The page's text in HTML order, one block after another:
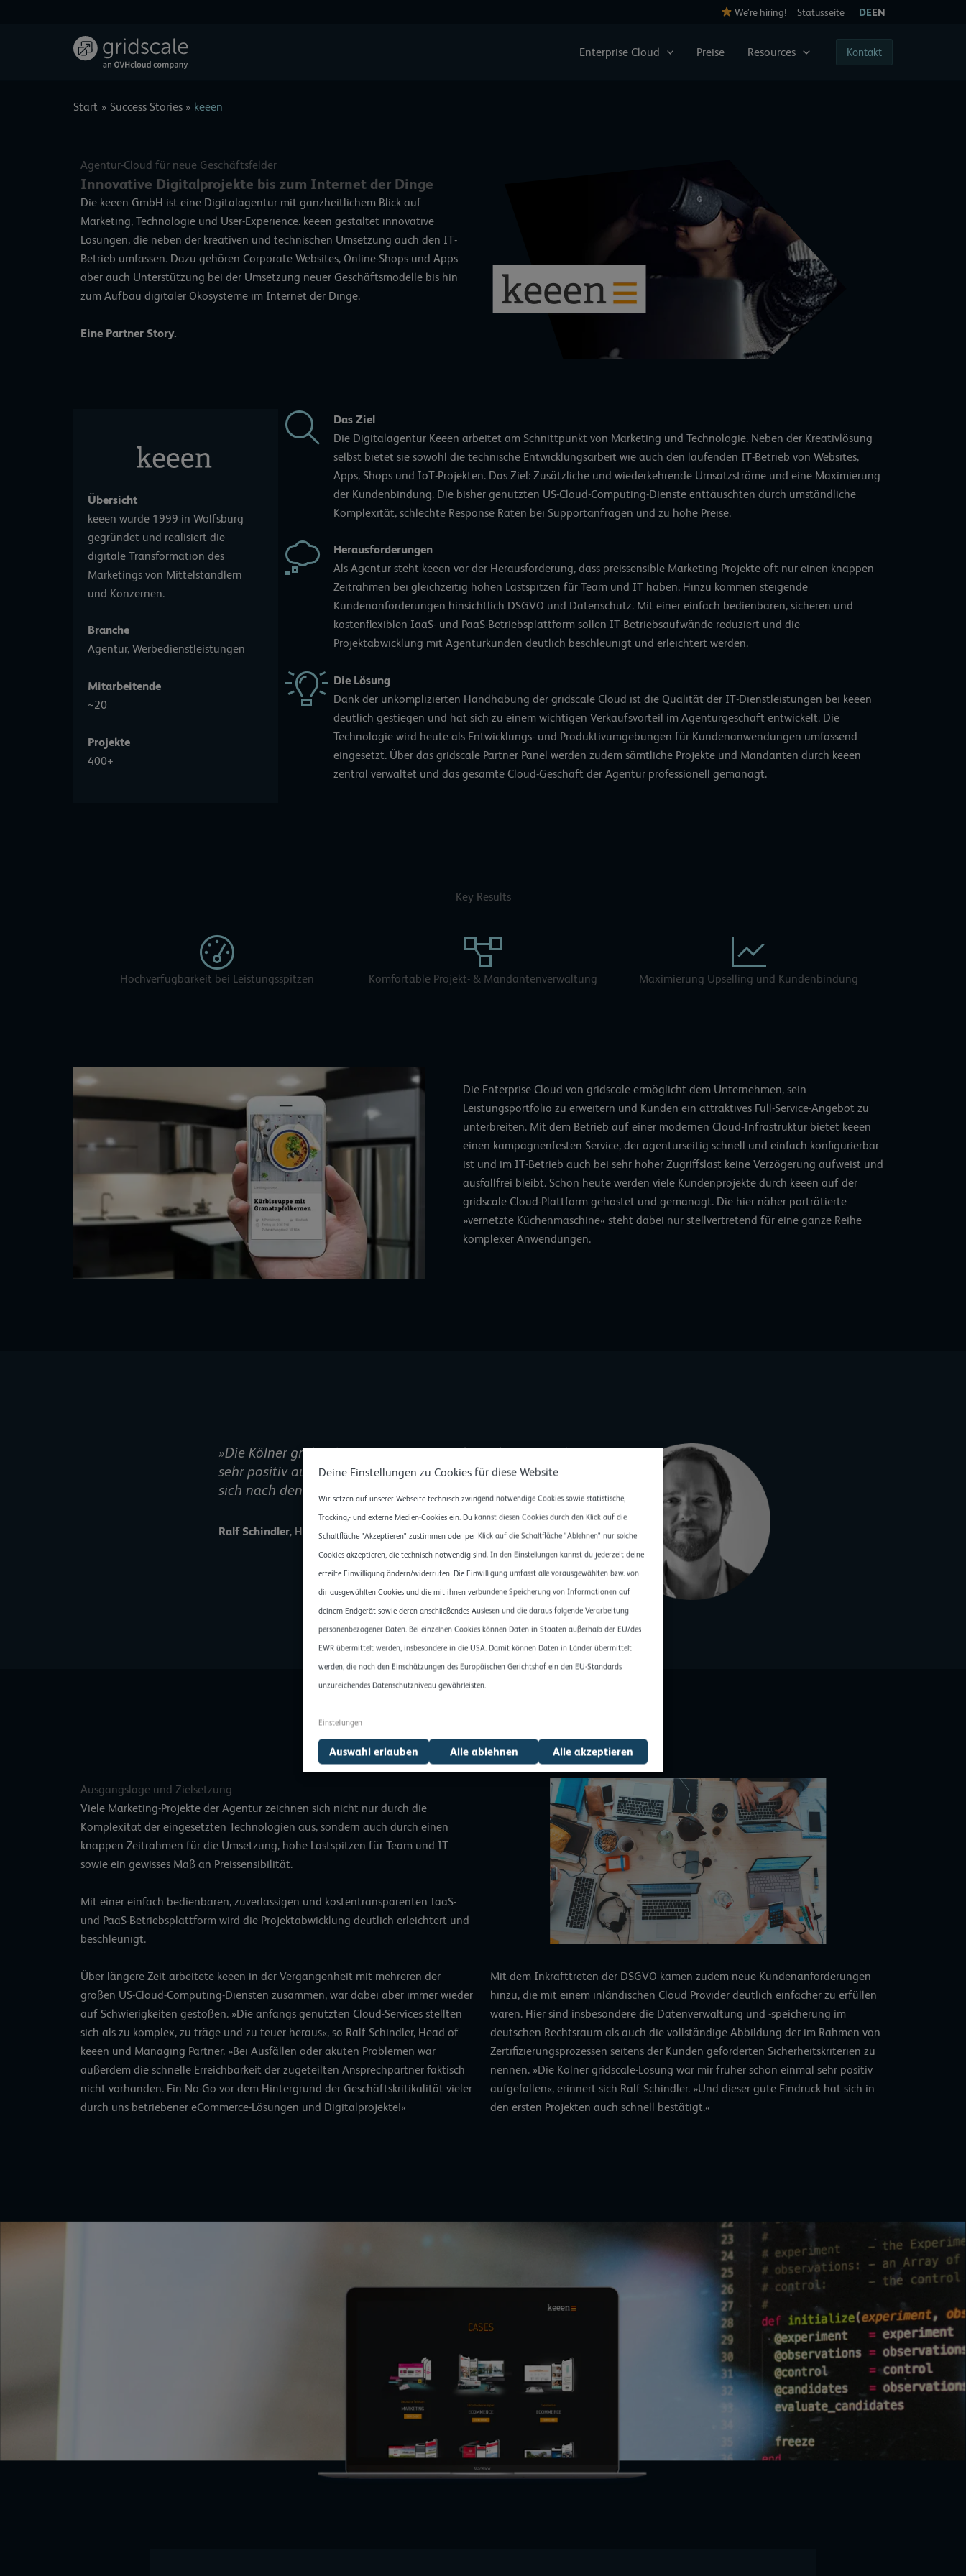
We’re hiring! Statusseite DEEN
Enterprise Cloud Preise Resources Kontakt
Start Success Stories keeen
Agentur-Cloud für neue Geschäftsfelder
Innovative Digitalprojekte bis zum Internet der Dinge
Die keeen GmbH ist eine Digitalagentur mit ganzheitlichem Blick auf
Marketing, Technologie und User-Experience. keeen gestaltet innovative
Lösungen, die neben der kreativen und technischen Umsetzung auch den IT-
Betrieb umfassen. Dazu gehören Corporate Websites, Online-Shops und Apps
aber auch Unterstützung bei der Umsetzung neuer Geschäftsmodelle bis hin
zum Aufbau digitaler Ökosysteme im Internet der Dinge.
Eine Partner Story.
Übersicht
keeen wurde 1999 in Wolfsburg
gegründet und realisiert die
digitale Transformation des
Marketings von Mittelständlern
und Konzernen.
Branche
Agentur, Werbedienstleistungen
Mitarbeitende
~20
Projekte
400+
Das Ziel
Die Digitalagentur Keeen arbeitet am Schnittpunkt von Marketing und Technologie. Neben der Kreativlösung
selbst bietet sie sowohl die technische Entwicklungsarbeit wie auch den laufenden IT-Betrieb von Websites,
Apps, Shops und IoT-Projekten. Das Ziel: Zusätzliche und wiederkehrende Umsatzströme und eine Maximierung
der Kundenbindung. Die bisher genutzten US-Cloud-Computing-Dienste enttäuschten durch umständliche
Komplexität, schlechte Response Raten bei Supportanfragen und zu hohe Preise.
Herausforderungen
Als Agentur steht keeen vor der Herausforderung, dass preissensible Marketing-Projekte oft nur einen knappen
Zeitrahmen bei gleichzeitig hohen Lastspitzen für Team und IT haben. Hinzu kommen steigende
Kundenanforderungen hinsichtlich DSGVO und Datenschutz. Mit einer einfach bedienbaren, sicheren und
kostenflexiblen IaaS- und PaaS-Betriebsplattform sollen IT-Betriebsaufwände reduziert und die
Projektabwicklung mit Agenturkunden deutlich beschleunigt und erleichtert werden.
Die Lösung
Dank der unkomplizierten Handhabung der gridscale Cloud ist die Qualität der IT-Dienstleistungen bei keeen
deutlich gestiegen und hat sich zu einem wichtigen Verkaufsvorteil im Agenturgeschäft entwickelt. Die
Technologie wird heute als Entwicklungs- und Produktivumgebungen für Kundenanwendungen umfassend
eingesetzt. Über das gridscale Partner Panel werden zudem sämtliche Projekte und Mandanten durch keeen
zentral verwaltet und das gesamte Cloud-Geschäft der Agentur professionell gemanagt.
Key Results
Hochverfügbarkeit bei Leistungsspitzen Komfortable Projekt- & Mandantenverwaltung Maximierung Upselling und Kundenbindung
Die Enterprise Cloud von gridscale ermöglicht dem Unternehmen, sein
Leistungsportfolio zu erweitern und Kunden ein attraktives Full-Service-Angebot zu
unterbreiten. Mit dem Betrieb auf einer modernen Cloud-Infrastruktur bietet keeen
einen kampagnenfesten Service, der agenturseitig schnell und einfach konfigurierbar
ist und im IT-Betrieb auch bei sehr hoher Zugriffslast keine Verzögerung aufweist und
ausfallfrei bleibt. Schon heute werden viele Kundenprojekte durch keeen auf der
gridscale Cloud-Plattform gehostet und gemanagt. Die hier näher porträtierte
»vernetzte Küchenmaschine« steht dabei nur stellvertretend für eine ganze Reihe
komplexer Anwendungen.
»Die Kölner gridscale-Lösung war mir früher schon einmal
sehr positiv aufgefallen. Und dieser gute Eindruck hat
sich nach den ersten Projekten auch schnell bestätigt.«
Ralf Schindler, Head of keeen und Managing Partner
Ausgangslage und Zielsetzung
Viele Marketing-Projekte der Agentur zeichnen sich nicht nur durch die
Komplexität der eingesetzten Technologien aus, sondern auch durch einen
knappen Zeitrahmen für die Umsetzung, hohe Lastspitzen für Team und IT
sowie ein gewisses Maß an Preissensibilität.
Mit einer einfach bedienbaren, zuverlässigen und kostentransparenten IaaS-
und PaaS-Betriebsplattform wird die Projektabwicklung deutlich erleichtert und
beschleunigt.
Über längere Zeit arbeitete keeen in der Vergangenheit mit mehreren der
großen US-Cloud-Computing-Diensten zusammen, war dabei aber immer wieder
auf Schwierigkeiten gestoßen. »Die anfangs genutzten Cloud-Services stellten
sich als zu komplex, zu träge und zu teuer heraus«, so Ralf Schindler, Head of
keeen und Managing Partner. »Bei Ausfällen oder akuten Problemen war
außerdem die schnelle Erreichbarkeit der zugeteilten Ansprechpartner faktisch
nicht vorhanden. Ein No-Go vor dem Hintergrund der Geschäftskritikalität vieler
durch uns betriebener eCommerce-Lösungen und Digitalprojekte!«
Mit dem Inkrafttreten der DSGVO kamen zudem neue Kundenanforderungen
hinzu, die mit einem inländischen Cloud Provider deutlich einfacher zu erfüllen
waren. Hier sind insbesondere die Datenverwaltung und -speicherung im
deutschen Rechtsraum als auch die vollständige Abbildung der im Rahmen von
Zertifizierungsprozessen seitens der Kunden geforderten Sicherheitskriterien zu
nennen. »Die Kölner gridscale-Lösung war mir früher schon einmal sehr positiv
aufgefallen«, erinnert sich Ralf Schindler. »Und dieser gute Eindruck hat sich in
den ersten Projekten auch schnell bestätigt.«
Deine Einstellungen zu Cookies für diese Website
Wir setzen auf unserer Webseite technisch zwingend notwendige Cookies sowie statistische,
Tracking,- und externe Medien-Cookies ein. Du kannst diesen Cookies durch den Klick auf die
Schaltfläche "Akzeptieren" zustimmen oder per Klick auf die Schaltfläche "Ablehnen" nur solche
Cookies akzeptieren, die technisch notwendig sind. In den Einstellungen kannst du jederzeit deine
erteilte Einwilligung ändern/widerrufen. Die Einwilligung umfasst alle vorausgewählten bzw. von
dir ausgewählten Cookies und die mit ihnen verbundene Speicherung von Informationen auf
deinem Endgerät sowie deren anschließendes Auslesen und die daraus folgende Verarbeitung
personenbezogener Daten. Bei einzelnen Cookies können Daten in Staaten außerhalb der EU/des
EWR übermittelt werden, insbesondere in die USA. Damit können Daten in Länder übermittelt
werden, die nach den Einschätzungen des Europäischen Gerichtshof ein den EU-Standards
unzureichendes Datenschutzniveau gewährleisten.
Einstellungen
Auswahl erlauben Alle ablehnen Alle akzeptieren